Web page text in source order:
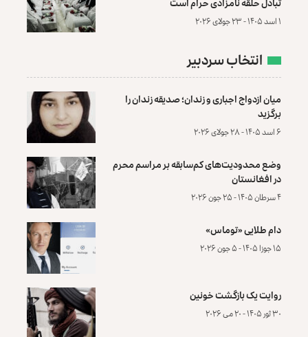
۱ اسد ۱۴۰۵ - ۲۳ جولای ۲۰۲۶
انتخاب سردبیر
میان ازدواج اجباری و زندان؛ صدیقه زندان را
برگزید
۶ اسد ۱۴۰۵ - ۲۸ جولای ۲۰۲۶
وضع محدودیت‌های کم‌سابقه بر مراسم محرم
در افغانستان
۴ سرطان ۱۴۰۵ - ۲۵ جون ۲۰۲۶
دام طلایی «توماس»
۱۵ جوزا ۱۴۰۵ - ۵ جون ۲۰۲۶
روایت یک بازگشت خونین
۳۰ ثور ۱۴۰۵ - ۲۰ می ۲۰۲۶